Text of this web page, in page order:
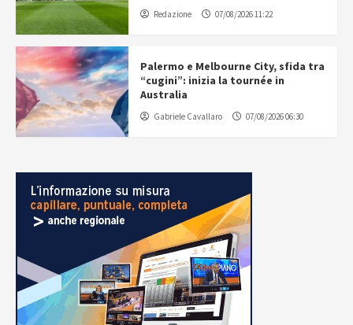
Redazione 07/08/2026 11:22
Palermo e Melbourne City, sfida tra
“cugini”: inizia la tournée in
Australia
Gabriele Cavallaro 07/08/2026 06:30